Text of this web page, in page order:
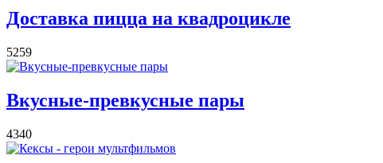
Доставка пицца на квадроцикле
5259
Вкусные-превкусные пары
4340